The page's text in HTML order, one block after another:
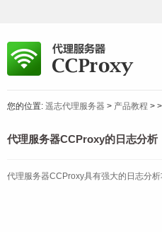
您的位置: 遥志代理服务器 > 产品教程 > >
代理服务器CCProxy的日志分析
代理服务器CCProxy具有强大的日志分析